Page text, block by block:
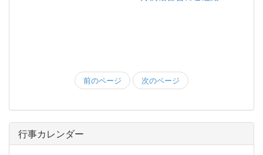
前のページ 次のページ
行事カレンダー